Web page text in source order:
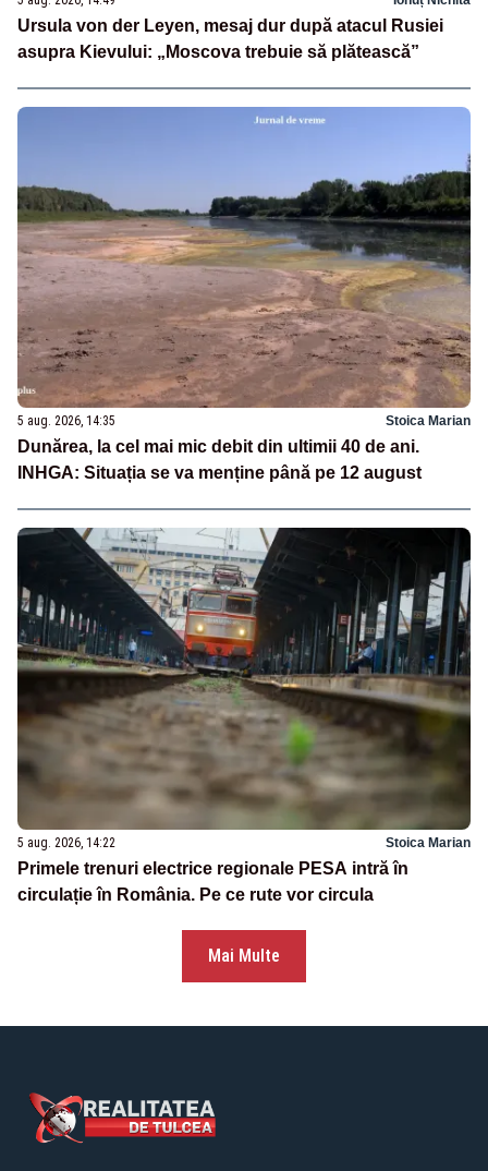
Ursula von der Leyen, mesaj dur după atacul Rusiei
asupra Kievului: „Moscova trebuie să plătească”
5 aug. 2026, 14:35 Stoica Marian
Dunărea, la cel mai mic debit din ultimii 40 de ani.
INHGA: Situația se va menține până pe 12 august
5 aug. 2026, 14:22 Stoica Marian
Primele trenuri electrice regionale PESA intră în
circulație în România. Pe ce rute vor circula
Mai Multe